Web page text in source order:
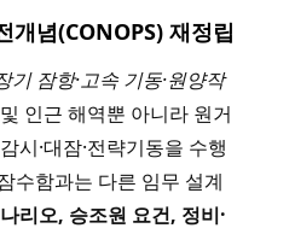
개념(CONOPS) 재정립
기 잠항·고속 기동·원양작
인근 해역뿐 아니라 원거
시·대잠·전략기동을 수행
수함과는 다른 임무 설계
리오, 승조원 요건, 정비·